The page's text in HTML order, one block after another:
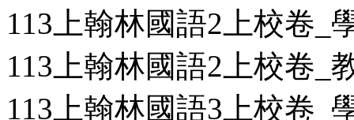
113上翰林國語2上校卷_
113上翰林國語2上校卷_
113上翰林國語3上校卷_